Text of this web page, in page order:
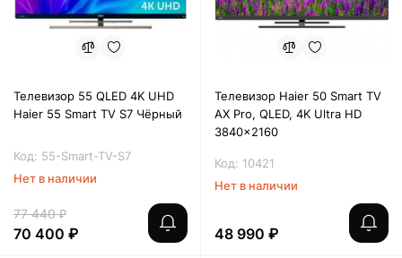
Телевизор 55 QLED 4K UHD
Haier 55 Smart TV S7 Чёрный
Код: 55-Smart-TV-S7
Нет в наличии
77 440 ₽
70 400 ₽
Телевизор Haier 50 Smart TV
AX Pro, QLED, 4K Ultra HD
3840x2160
Код: 10421
Нет в наличии
48 990 ₽